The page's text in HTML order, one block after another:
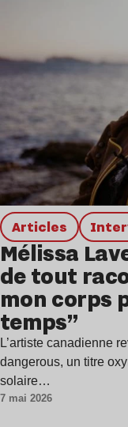
Articles
Mélissa
de tout
mon corps
temps”
L’artiste canadienne
dangerous, un titre
solaire…
7 mai 2026